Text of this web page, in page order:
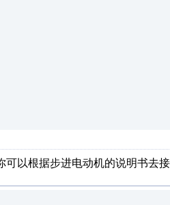
可以根据步进电动机的说明书去